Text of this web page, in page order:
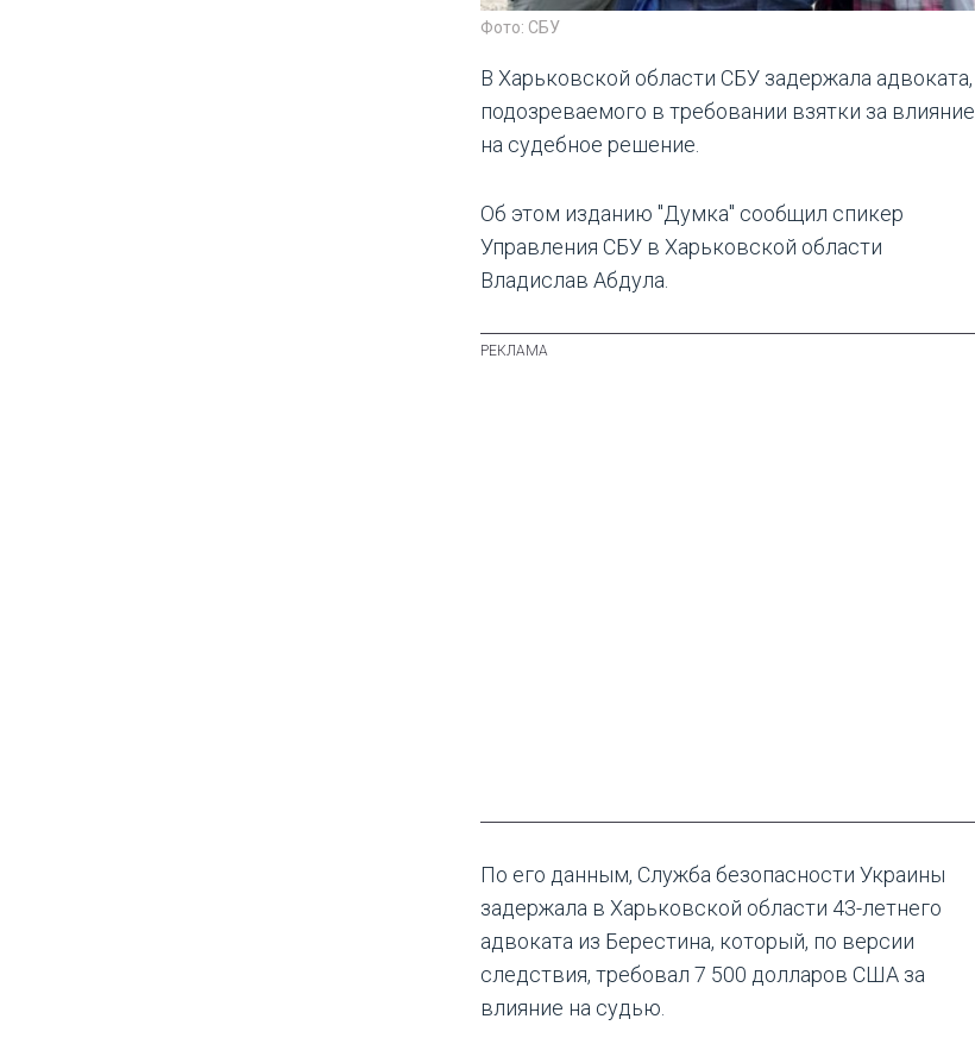
Фото: СБУ
В Харьковской области СБУ задержала адвоката,
подозреваемого в требовании взятки за влияние
на судебное решение.
Об этом изданию "Думка" сообщил спикер
Управления СБУ в Харьковской области
Владислав Абдула.
По его данным, Служба безопасности Украины
задержала в Харьковской области 43-летнего
адвоката из Берестина, который, по версии
следствия, требовал 7 500 долларов США за
влияние на судью.